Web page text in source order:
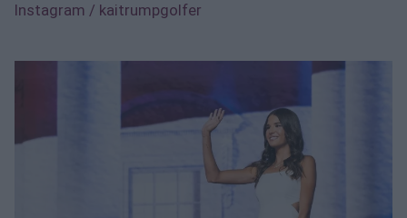
Instagram / kaitrumpgolfer